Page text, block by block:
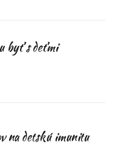
byť s deťmi
na detskú imunitu